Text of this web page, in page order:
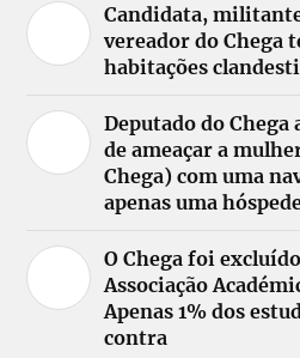
Candidata,
vereador do Chega
habitações
Deputado do Chega
de ameaçar a
Chega) com uma
apenas uma
O Chega foi
Associação
Apenas 1% dos
contra